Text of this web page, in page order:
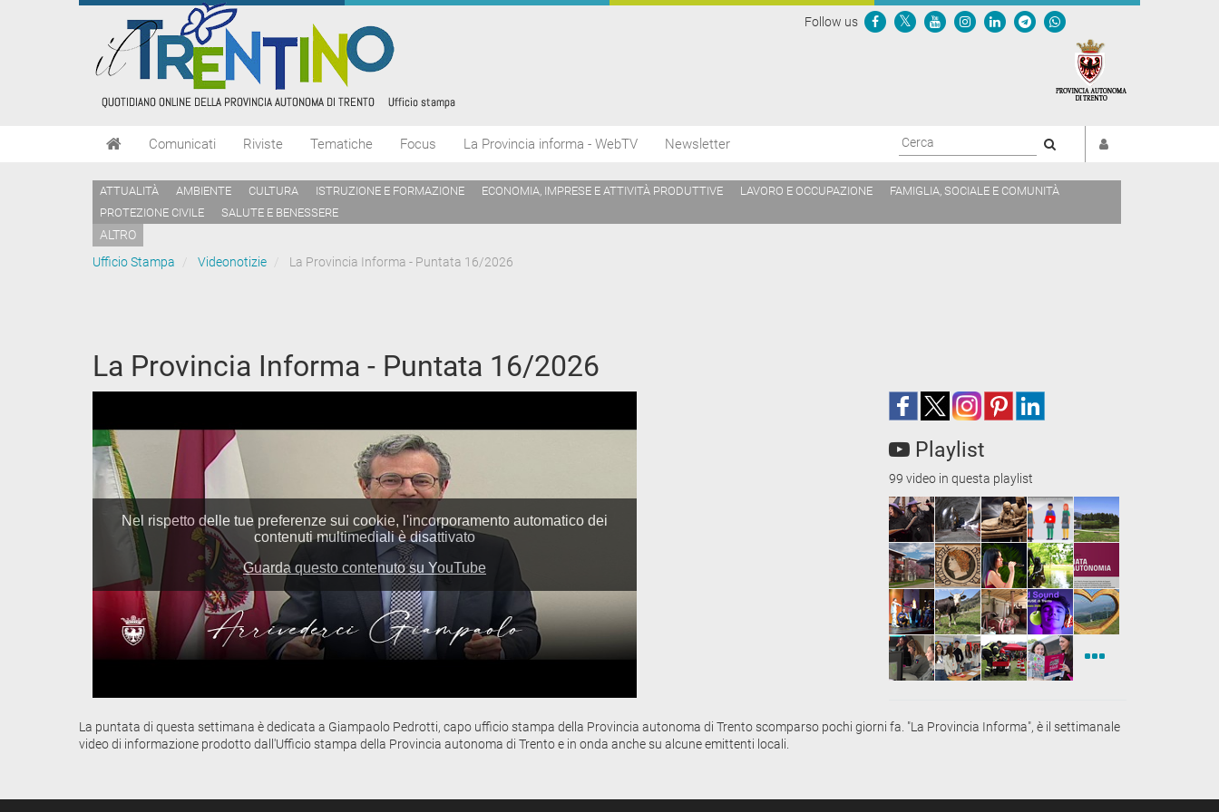
Follow us
Comunicati Riviste Tematiche Focus La Provincia informa - WebTV Newsletter
ATTUALITÀ AMBIENTE CULTURA ISTRUZIONE E FORMAZIONE ECONOMIA, IMPRESE E ATTIVITÀ PRODUTTIVE LAVORO E OCCUPAZIONE
FAMIGLIA, SOCIALE E COMUNITÀ
PROTEZIONE CIVILE
SALUTE E BENESSERE
ALTRO
Ufficio Stampa
Videonotizie La Provincia Informa - Puntata 16/2026
La Provincia Informa - Puntata 16/2026
Playlist
99 video in questa playlist
La puntata di questa settimana è dedicata a Giampaolo Pedrotti, capo ufficio stampa della Provincia autonoma di Trento scomparso pochi giorni fa. "La Provincia Informa", è il settimanale
video di informazione prodotto dall'Ufficio stampa della Provincia autonoma di Trento e in onda anche su alcune emittenti locali.